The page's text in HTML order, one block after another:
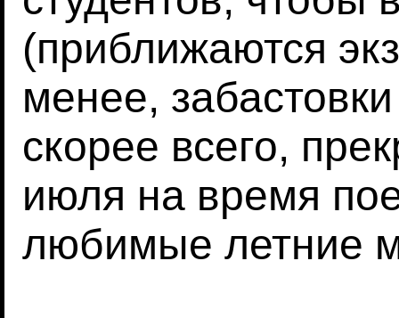
(приближаются
менее,
скорее всего,
июля на время
любимые летние